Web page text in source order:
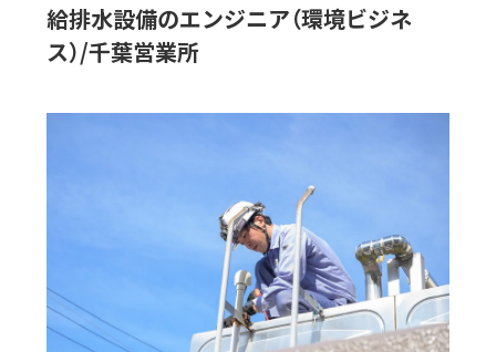
給排水設備のエンジニア（環境ビジネ
ス）/千葉営業所